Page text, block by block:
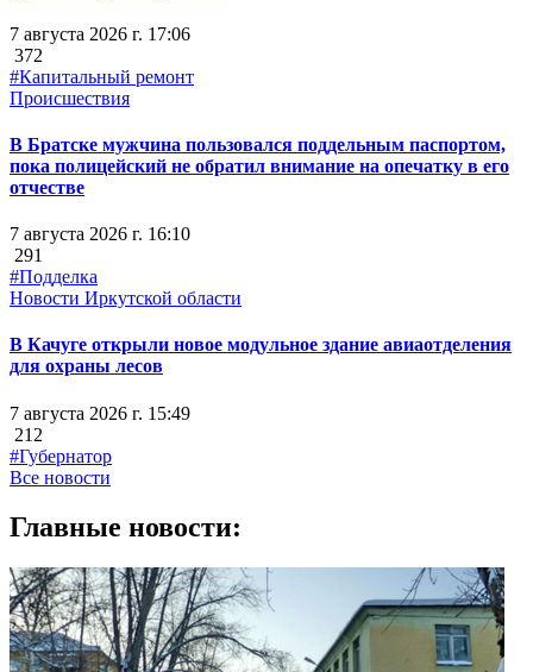
7 августа 2026 г. 17:06
372
#Капитальный ремонт
Происшествия
В Братске мужчина пользовался поддельным паспортом,
пока полицейский не обратил внимание на опечатку в его
отчестве
7 августа 2026 г. 16:10
291
#Подделка
Новости Иркутской области
В Качуге открыли новое модульное здание авиаотделения
для охраны лесов
7 августа 2026 г. 15:49
212
#Губернатор
Все новости
Главные новости: